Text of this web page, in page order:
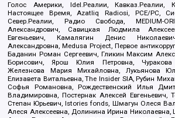
Голос Америки, Idel.Реалии, Кавказ.Реалии,
Настоящее Время, Azatliq Radiosi, PCE/PC,
Север.Реалии, Радио Свобода, MEDIUM-
Александрович, Савицкая Людмила
Евгеньевич, Камалягин Денис
Александровна, Medusa Project, Первое
Баданин Роман Сергеевич, Гликин Максим
Борисович, Ярош Юлия Петровна,
Железнова Мария Михайловна, Лукьянова
Елизавета Витальевна, The Insider SIA, Рубин
Софья Романовна, Рождественский Илья
Владимировна, Постернак Алексей Евгеньевич,
Степан Юрьевич, Istories fonds, Шмагун Олеся
Алеся Алексеевна, Долинина Ирина